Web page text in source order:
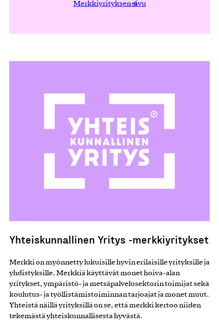
Merkkiyrityksen sivu
Yhteiskunnallinen Yritys -merkkiyritykset
Merkki on myönnetty lukuisille hyvin erilaisille yrityksille ja
yhdistyksille. Merkkiä käyttävät monet hoiva-alan
yritykset, ympäristö- ja metsäpalvelusektorin toimijat sekä
koulutus- ja työllistämistoiminnan tarjoajat ja monet muut.
Yhteistä näillä yrityksillä on se, että merkki kertoo niiden
tekemästä yhteiskunnallisesta hyvästä.